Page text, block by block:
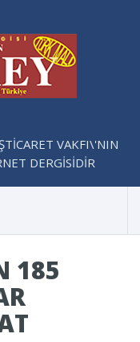
VAKFI\'NIN
DERGİSİDİR
185